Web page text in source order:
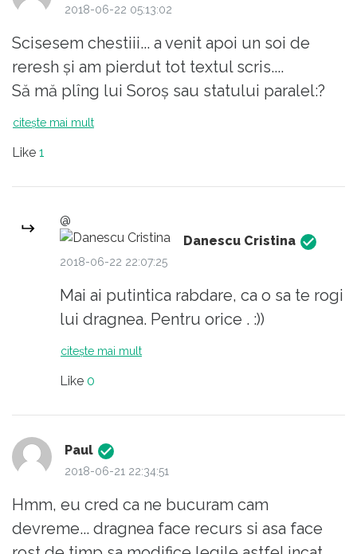
2018-06-22 05:13:02
Scisesem chestiii... a venit apoi un soi de
reresh și am pierdut tot textul scris....
Să mă plîng lui Soroș sau statului paralel:?
citește mai mult
Like 1
@
Danescu Cristina
2018-06-22 22:07:25
Mai ai putintica rabdare, ca o sa te rogi
lui dragnea. Pentru orice . :))
citește mai mult
Like 0
Paul
2018-06-21 22:34:51
Hmm, eu cred ca ne bucuram cam
devreme... dragnea face recurs si asa face